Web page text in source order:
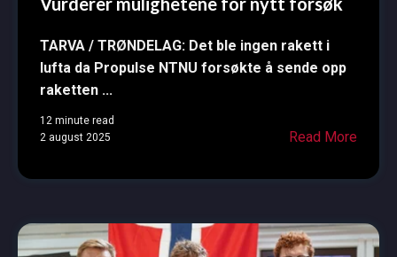
TARVA / TRØNDELAG: Det ble ingen rakett i
lufta da Propulse NTNU forsøkte å sende opp
raketten ...
12 minute read
2 august 2025
Read More